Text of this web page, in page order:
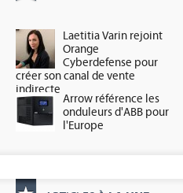
Laetitia Varin rejoint
Orange
Cyberdefense pour
créer son canal de vente
indirecte
Arrow référence les
onduleurs d'ABB pour
l'Europe